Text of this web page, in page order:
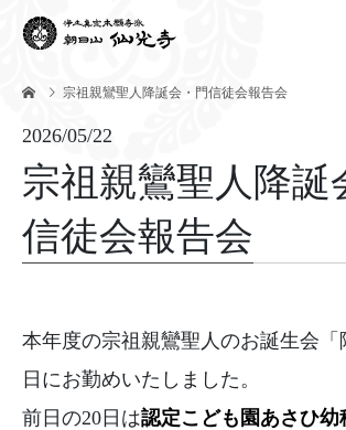
宗祖親鸞聖人降誕会・門信徒会報告会
2026/05/22
宗祖親鸞聖人降誕
信徒会報告会
本年度の宗祖親鸞聖人のお誕生会「
日にお勤めいたしました。
前日の20日は認定こども園あさひ幼